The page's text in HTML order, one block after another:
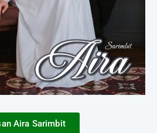
Aira Sarimbit